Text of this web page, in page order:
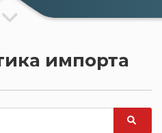
импорта